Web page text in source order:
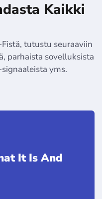
Kaikki
tutustu seuraaviin
parhaista sovelluksista
yms.
It Is And